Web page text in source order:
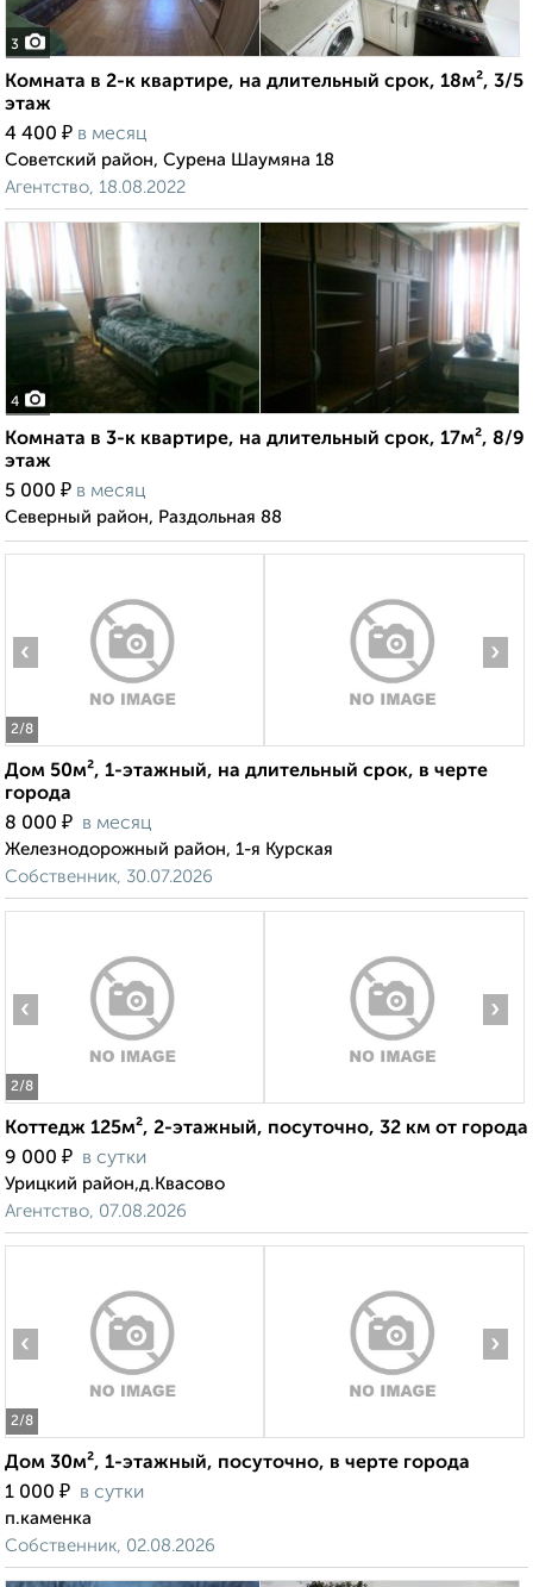
3
Комната в 2-к квартире, на длительный срок, 18м², 3/5
этаж
4 400 ₽ в месяц
Советский район, Сурена Шаумяна 18
Агентство, 18.08.2022
4
Комната в 3-к квартире, на длительный срок, 17м², 8/9
этаж
5 000 ₽ в месяц
Северный район, Раздольная 88
2/8
‹ ›
Дом 50м², 1-этажный, на длительный срок, в черте
города
8 000 ₽ в месяц
Железнодорожный район, 1-я Курская
Собственник, 30.07.2026
2/8
‹ ›
Коттедж 125м², 2-этажный, посуточно, 32 км от города
9 000 ₽ в сутки
Урицкий район,д.Квасово
Агентство, 07.08.2026
2/8
‹ ›
Дом 30м², 1-этажный, посуточно, в черте города
1 000 ₽ в сутки
п.каменка
Собственник, 02.08.2026